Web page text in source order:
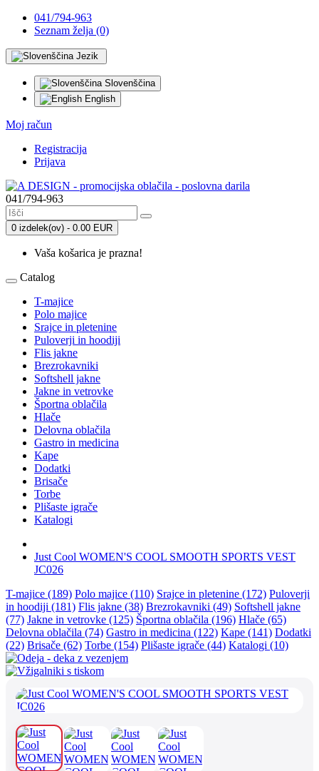
041/794-963
Seznam želja (0)
Jezik
Slovenščina
English
Moj račun
Registracija
Prijava
041/794-963
0 izdelek(ov) - 0.00 EUR
Vaša košarica je prazna!
Catalog
T-majice
Polo majice
Srajce in pletenine
Puloverji in hoodiji
Flis jakne
Brezrokavniki
Softshell jakne
Jakne in vetrovke
Športna oblačila
Hlače
Delovna oblačila
Gastro in medicina
Kape
Dodatki
Brisače
Torbe
Plišaste igrače
Katalogi
Just Cool WOMEN'S COOL SMOOTH SPORTS VEST
JC026
T-majice (189) Polo majice (110) Srajce in pletenine (172) Puloverji
in hoodiji (181) Flis jakne (38) Brezrokavniki (49) Softshell jakne
(77) Jakne in vetrovke (125) Športna oblačila (196) Hlače (65)
Delovna oblačila (74) Gastro in medicina (122) Kape (141) Dodatki
(22) Brisače (62) Torbe (154) Plišaste igrače (44) Katalogi (10)